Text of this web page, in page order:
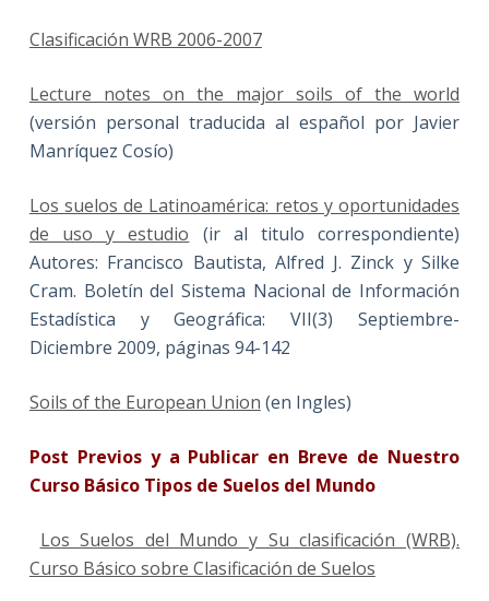
Clasificación WRB 2006-2007
Lecture notes on the major soils of the world
(versión personal traducida al español por Javier
Manríquez Cosío)
Los suelos de Latinoamérica: retos y oportunidades
de uso y estudio (ir al titulo correspondiente)
Autores: Francisco Bautista, Alfred J. Zinck y Silke
Cram. Boletín del Sistema Nacional de Información
Estadística y Geográfica: VII(3) Septiembre-
Diciembre 2009, páginas 94-142
Soils of the European Union (en Ingles)
Post Previos y a Publicar en Breve de Nuestro
Curso Básico Tipos de Suelos del Mundo
Los Suelos del Mundo y Su clasificación (WRB).
Curso Básico sobre Clasificación de Suelos